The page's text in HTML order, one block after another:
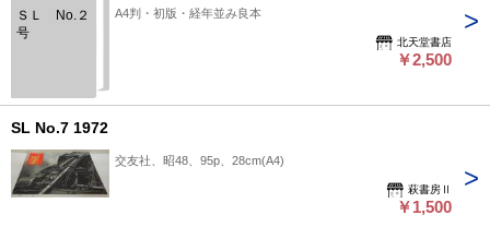
ＳＬ No.２
号
A4判・初版・経年並み良本
北天堂書店
￥2,500
SL No.7 1972
交友社、昭48、95p、28cm(A4)
萩書房Ⅱ
￥1,500